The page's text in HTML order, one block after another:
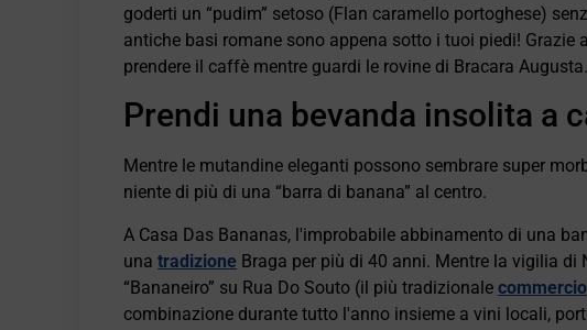
goderti un “pudim” setoso (Flan caramello portoghese)
antiche basi romane sono appena sotto i tuoi piedi! Grazie
prendere il caffè mentre guardi le rovine di Bracara Augusta.
Prendi una bevanda insolita a
Mentre le mutandine eleganti possono sembrare super
niente di più di una “barra di banana” al centro.
A Casa Das Bananas, l'improbabile abbinamento di una
una tradizione Braga per più di 40 anni. Mentre la vigilia di
“Bananeiro” su Rua Do Souto (il più tradizionale commercio
combinazione durante tutto l'anno insieme a vini locali,